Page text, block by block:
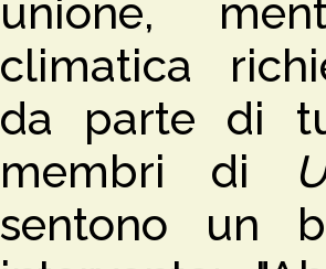
unione,
climatica
da parte di
membri di
sentono un